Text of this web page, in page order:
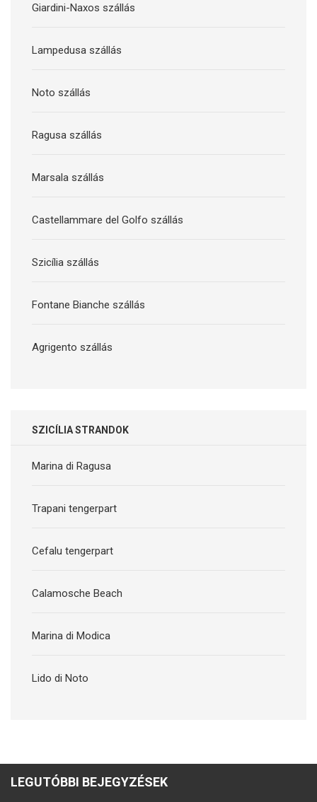
Giardini-Naxos szállás
Lampedusa szállás
Noto szállás
Ragusa szállás
Marsala szállás
Castellammare del Golfo szállás
Szicília szállás
Fontane Bianche szállás
Agrigento szállás
SZICÍLIA STRANDOK
Marina di Ragusa
Trapani tengerpart
Cefalu tengerpart
Calamosche Beach
Marina di Modica
Lido di Noto
LEGUTÓBBI BEJEGYZÉSEK